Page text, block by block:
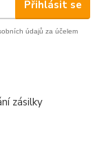
Přihlásit se
údajů za účelem